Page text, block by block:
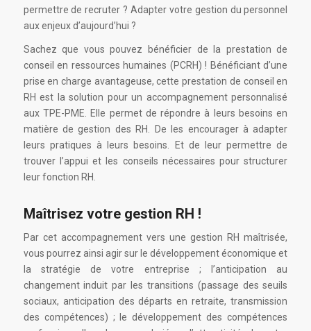
permettre de recruter ? Adapter votre gestion du personnel
aux enjeux d’aujourd’hui ?
Sachez que vous pouvez bénéficier de la prestation de
conseil en ressources humaines (PCRH) ! Bénéficiant d’une
prise en charge avantageuse, cette prestation de conseil en
RH est la solution pour un accompagnement personnalisé
aux TPE-PME. Elle permet de répondre à leurs besoins en
matière de gestion des RH. De les encourager à adapter
leurs pratiques à leurs besoins. Et de leur permettre de
trouver l’appui et les conseils nécessaires pour structurer
leur fonction RH.
Maîtrisez votre gestion RH !
Par cet accompagnement vers une gestion RH maîtrisée,
vous pourrez ainsi agir sur le développement économique et
la stratégie de votre entreprise ; l’anticipation au
changement induit par les transitions (passage des seuils
sociaux, anticipation des départs en retraite, transmission
des compétences) ; le développement des compétences